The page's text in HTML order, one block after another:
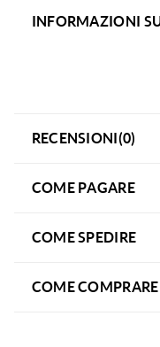
INFORMAZIONI
RECENSIONI(0)
COME PAGARE
COME SPEDIRE
COME COMPRARE